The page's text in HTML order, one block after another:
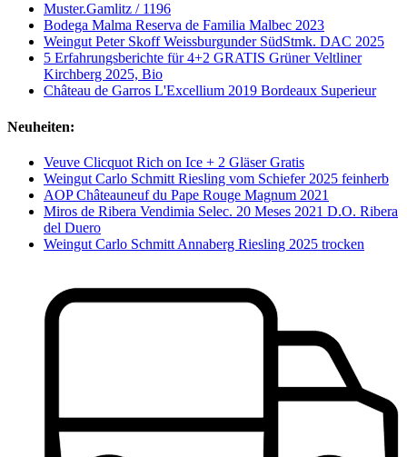
Muster.Gamlitz / 1196
Bodega Malma Reserva de Familia Malbec 2023
Weingut Peter Skoff Weissburgunder SüdStmk. DAC 2025
5 Erfahrungsberichte für 4+2 GRATIS Grüner Veltliner
Kirchberg 2025, Bio
Château de Garros L'Excellium 2019 Bordeaux Superieur
Neuheiten:
Veuve Clicquot Rich on Ice + 2 Gläser Gratis
Weingut Carlo Schmitt Riesling vom Schiefer 2025 feinherb
AOP Châteauneuf du Pape Rouge Magnum 2021
Miros de Ribera Vendimia Selec. 20 Meses 2021 D.O. Ribera
del Duero
Weingut Carlo Schmitt Annaberg Riesling 2025 trocken